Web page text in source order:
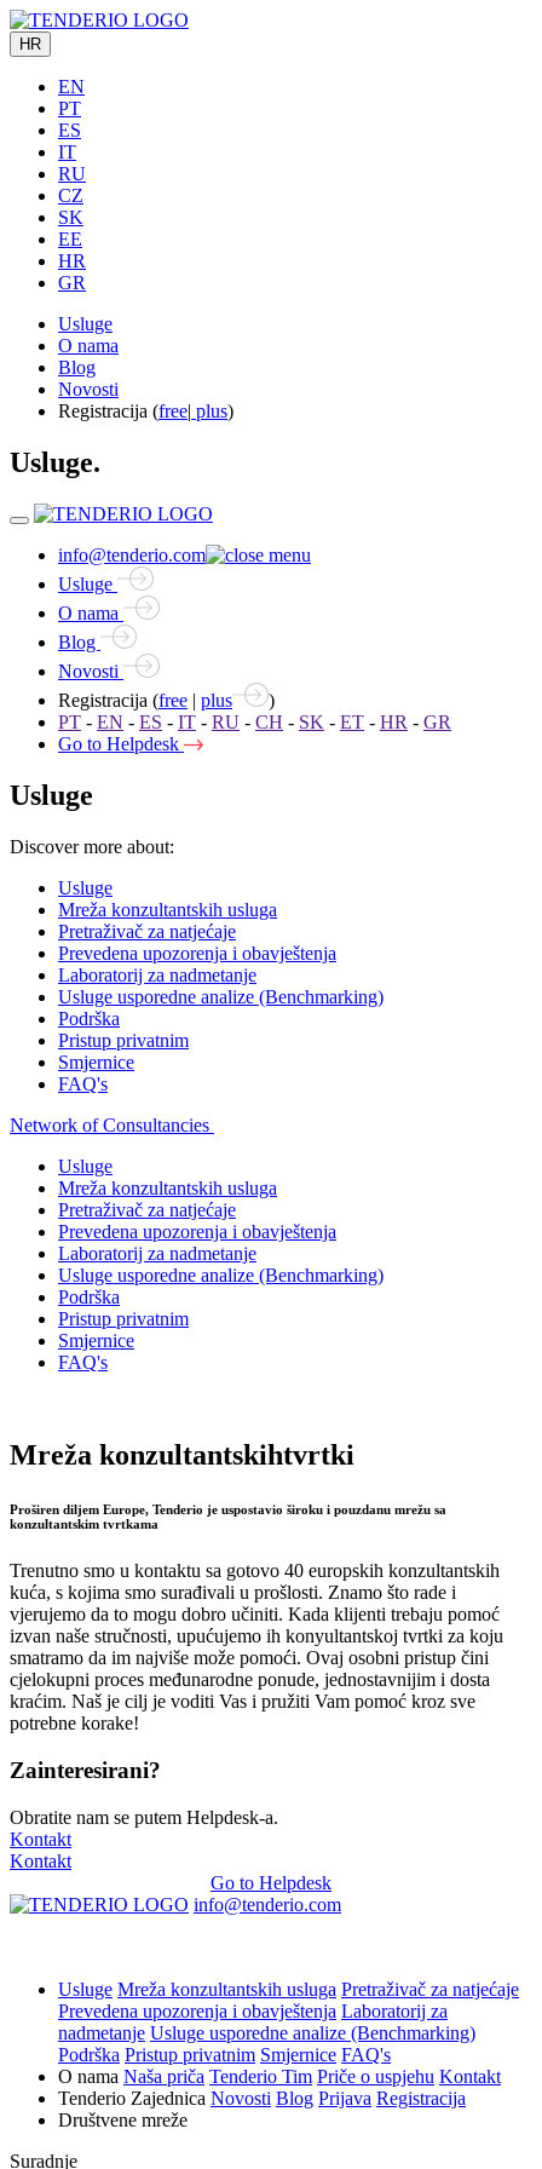
HR
EN
PT
ES
IT
RU
CZ
SK
EE
HR
GR
Usluge
O nama
Blog
Novosti
Registracija (free| plus)
Usluge.
info@tenderio.com
Usluge
O nama
Blog
Novosti
Registracija (free | plus
)
PT - EN - ES - IT - RU - CH - SK - ET - HR - GR
Go to Helpdesk
Usluge
Discover more about:
Usluge
Mreža konzultantskih usluga
Pretraživač za natjećaje
Prevedena upozorenja i obavještenja
Laboratorij za nadmetanje
Usluge usporedne analize (Benchmarking)
Podrška
Pristup privatnim
Smjernice
FAQ's
Network of Consultancies
Usluge
Mreža konzultantskih usluga
Pretraživač za natjećaje
Prevedena upozorenja i obavještenja
Laboratorij za nadmetanje
Usluge usporedne analize (Benchmarking)
Podrška
Pristup privatnim
Smjernice
FAQ's
Mreža konzultantskihtvrtki
Proširen diljem Europe, Tenderio je uspostavio široku i pouzdanu mrežu sa
konzultantskim tvrtkama
Trenutno smo u kontaktu sa gotovo 40 europskih konzultantskih
kuća, s kojima smo surađivali u prošlosti. Znamo što rade i
vjerujemo da to mogu dobro učiniti. Kada klijenti trebaju pomoć
izvan naše stručnosti, upućujemo ih konyultantskoj tvrtki za koju
smatramo da im najviše može pomoći. Ovaj osobni pristup čini
cjelokupni proces međunarodne ponude, jednostavnijim i dosta
kraćim. Naš je cilj je voditi Vas i pružiti Vam pomoć kroz sve
potrebne korake!
Zainteresirani?
Obratite nam se putem Helpdesk-a.
Kontakt
Kontakt
Go to Helpdesk
info@tenderio.com
Usluge Mreža konzultantskih usluga Pretraživač za natjećaje
Prevedena upozorenja i obavještenja Laboratorij za
nadmetanje Usluge usporedne analize (Benchmarking)
Podrška Pristup privatnim Smjernice FAQ's
O nama Naša priča Tenderio Tim Priče o uspjehu Kontakt
Tenderio Zajednica Novosti Blog Prijava Registracija
Društvene mreže
Suradnje